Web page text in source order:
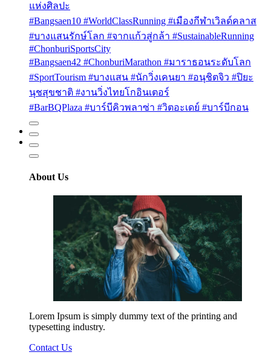
แห่งศิลปะ
#Bangsaen10 #WorldClassRunning #เมืองกีฬาเวิลด์คลาส
#บางแสนรักษ์โลก #จากแก้วสู่กล้า #SustainableRunning
#ChonburiSportsCity
#Bangsaen42 #ChonburiMarathon #มาราธอนระดับโลก
#SportTourism #บางแสน #นักวิ่งเคนยา #อนุชิตจิว #ปิยะ
นุชสุขชาติ #งานวิ่งไทยโกอินเตอร์
#BarBQPlaza #บาร์บีคิวพลาซ่า #วิตอะเดย์ #บาร์บีกอน
About Us
Lorem Ipsum is simply dummy text of the printing and
typesetting industry.
Contact Us